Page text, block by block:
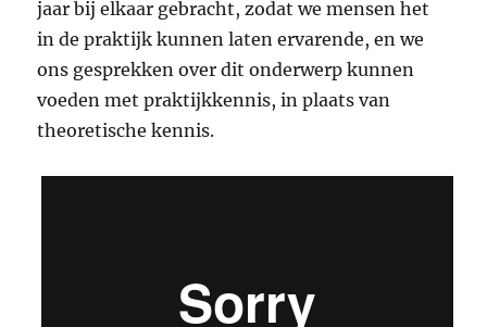
jaar bij elkaar gebracht, zodat we mensen het
in de praktijk kunnen laten ervarende, en we
ons gesprekken over dit onderwerp kunnen
voeden met praktijkkennis, in plaats van
theoretische kennis.